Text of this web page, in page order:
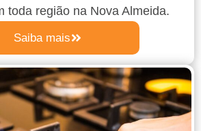
toda região na Nova Almeida.
Saiba mais